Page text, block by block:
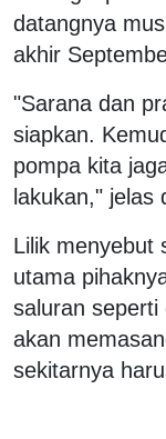
datangnya
akhir
"Sarana dan
siapkan.
pompa kita
lakukan," jelas
Lilik menyebut
utama
saluran
akan
sekitarnya